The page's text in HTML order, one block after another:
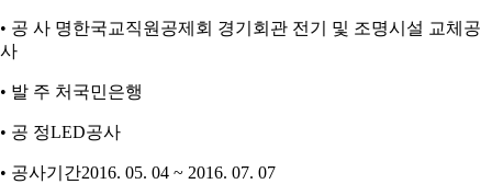
• 공 사 명한국교직원공제회 경기회관 전기 및 조명시설 교체공
사
• 발 주 처 국민은행
• 공 정LED공사
• 공사기간2016. 05. 04 ~ 2016. 07. 07